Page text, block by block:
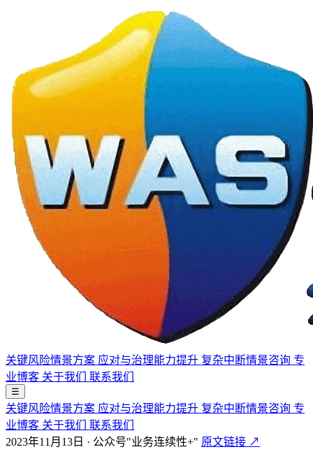
关键风险情景方案 应对与治理能力提升 复杂中断情景咨询 专
业博客 关于我们 联系我们
☰
关键风险情景方案 应对与治理能力提升 复杂中断情景咨询 专
业博客 关于我们 联系我们
2023年11月13日 · 公众号"业务连续性+" 原文链接 ↗